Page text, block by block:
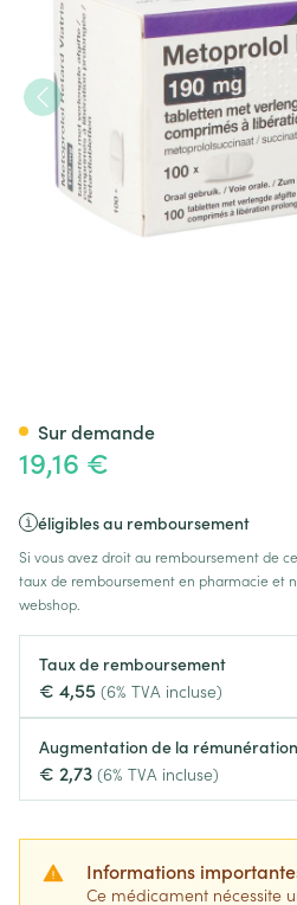
19,16 €
éligibles au remboursement
Si vous avez droit au remboursement de
taux de remboursement en pharmacie et
webshop.
Taux de remboursement
€ 4,55 (6% TVA incluse)
Augmentation de la rémunération
€ 2,73 (6% TVA incluse)
Informations
Ce médicament nécessite
Sur demande